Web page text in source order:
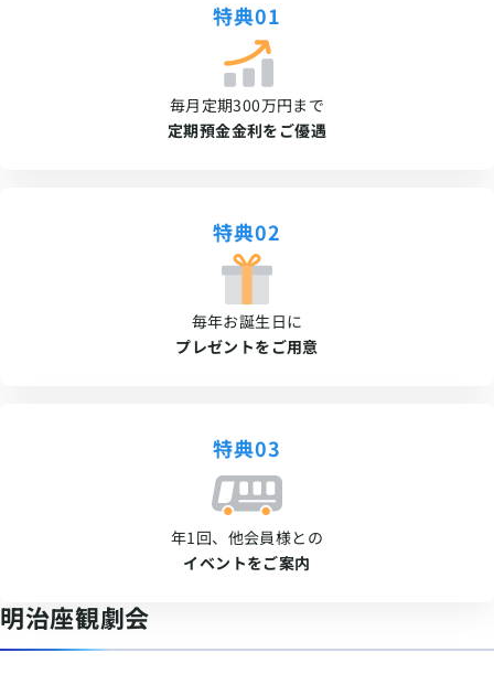
特典01
毎月定期300万円まで
定期預金金利をご優遇
特典02
毎年お誕生日に
プレゼントをご用意
特典03
年1回、他会員様との
イベントをご案内
明治座観劇会